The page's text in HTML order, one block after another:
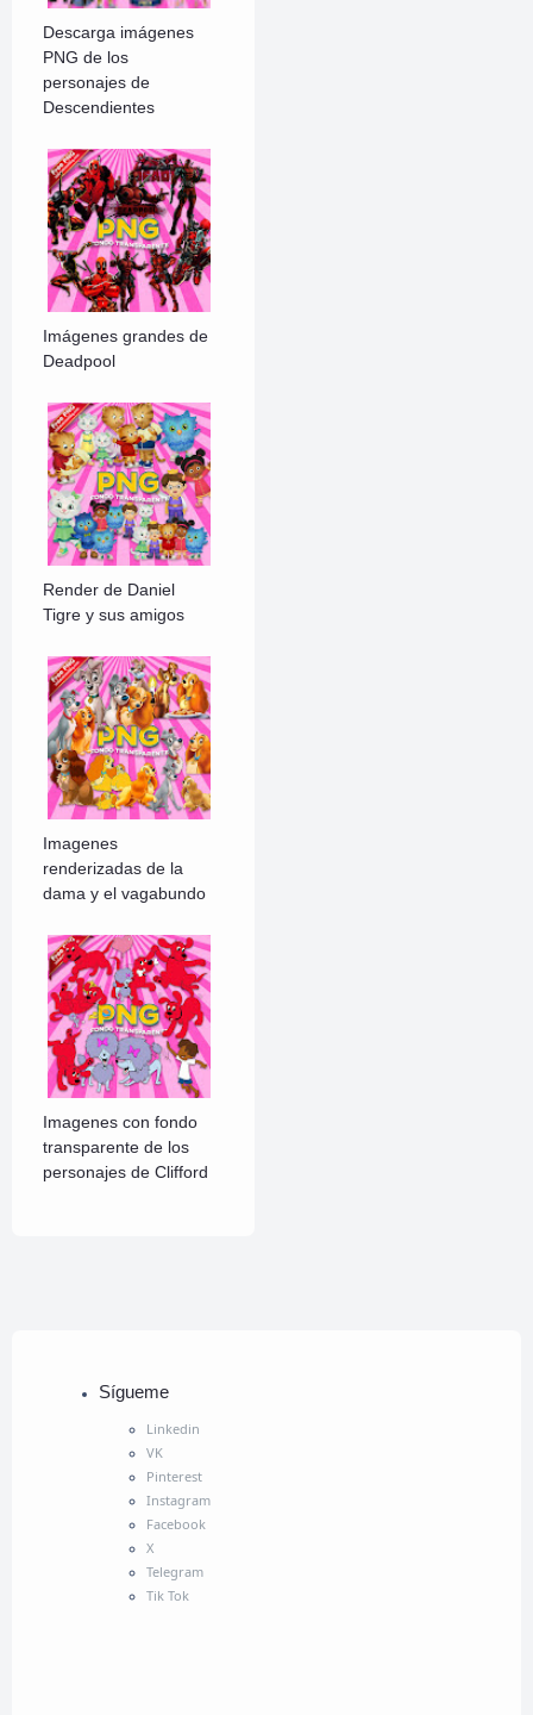
Descarga imágenes
PNG de los
personajes de
Descendientes
Imágenes grandes de
Deadpool
Render de Daniel
Tigre y sus amigos
Imagenes
renderizadas de la
dama y el vagabundo
Imagenes con fondo
transparente de los
personajes de Clifford
Sígueme
Linkedin
VK
Pinterest
Instagram
Facebook
X
Telegram
Tik Tok